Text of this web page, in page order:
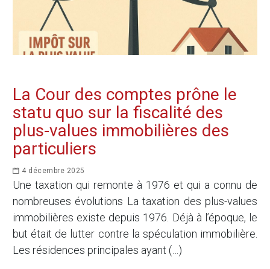
La Cour des comptes prône le
statu quo sur la fiscalité des
plus-values immobilières des
particuliers
4 décembre 2025
Une taxation qui remonte à 1976 et qui a connu de
nombreuses évolutions La taxation des plus-values
immobilières existe depuis 1976. Déjà à l’époque, le
but était de lutter contre la spéculation immobilière.
Les résidences principales ayant (…)